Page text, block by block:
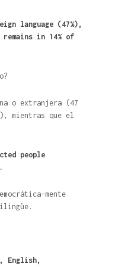
language (47%),
in 14% of
o extranjera (47
mientras que el
people
mente
English,